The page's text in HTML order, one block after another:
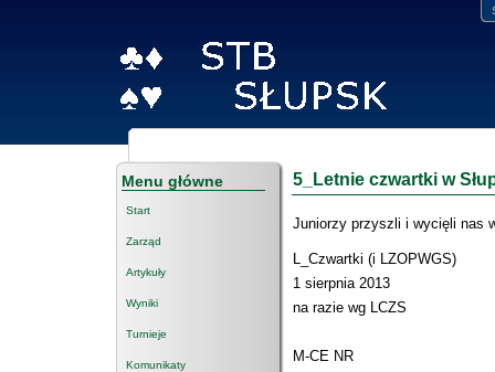
Menu główne
Start
Zarząd
Artykuły
Wyniki
Turnieje
Komunikaty
5_Letnie czwartki w
Juniorzy przyszli i wycięli nas
L_Czwartki (i LZOPWGS)
1 sierpnia 2013
na razie wg LCZS
M-CE NR +/-